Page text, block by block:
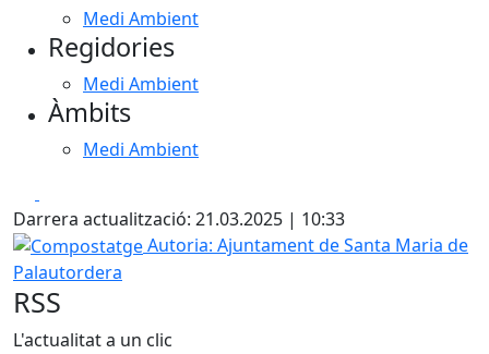
Medi Ambient
Regidories
Medi Ambient
Àmbits
Medi Ambient
Darrera actualització: 21.03.2025 | 10:33
Compostatge
Autoria: Ajuntament de Santa Maria de
Palautordera
RSS
L'actualitat a un clic